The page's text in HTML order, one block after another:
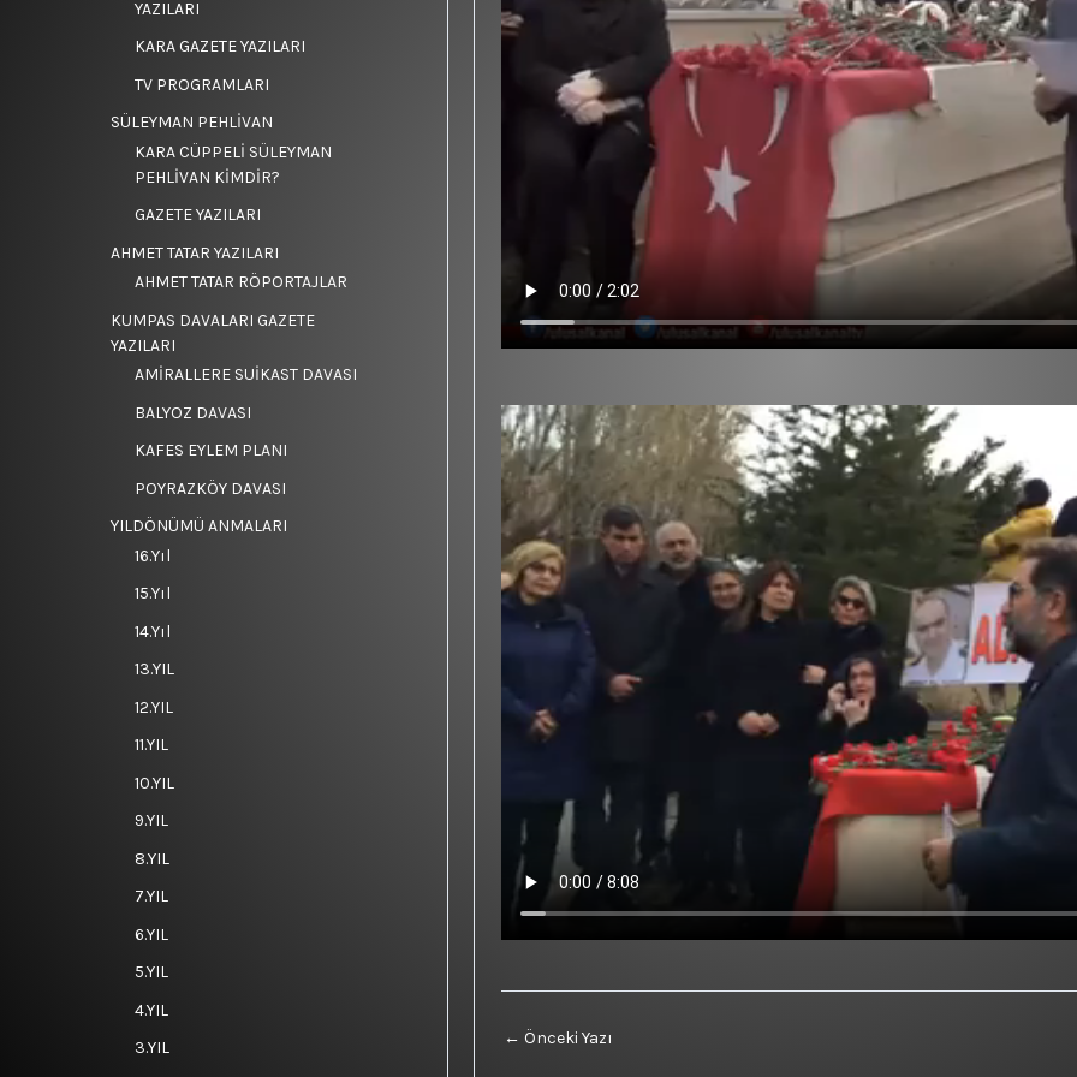
YAZILARI
KARA GAZETE YAZILARI
TV PROGRAMLARI
SÜLEYMAN PEHLİVAN
KARA CÜPPELİ SÜLEYMAN
PEHLİVAN KİMDİR?
GAZETE YAZILARI
AHMET TATAR YAZILARI
AHMET TATAR RÖPORTAJLAR
KUMPAS DAVALARI GAZETE
YAZILARI
AMİRALLERE SUİKAST DAVASI
BALYOZ DAVASI
KAFES EYLEM PLANI
POYRAZKÖY DAVASI
YILDÖNÜMÜ ANMALARI
16.Yıl
15.Yıl
14.Yıl
13.YIL
12.YIL
11.YIL
10.YIL
9.YIL
8.YIL
7.YIL
6.YIL
5.YIL
4.YIL
3.YIL
← Önceki Yazı